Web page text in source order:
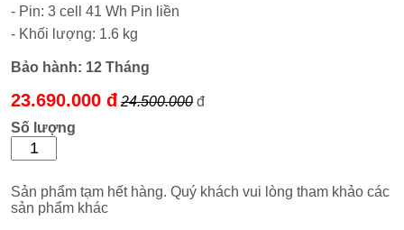
- Pin: 3 cell 41 Wh Pin liền
- Khối lượng: 1.6 kg
Bảo hành: 12 Tháng
23.690.000 đ 24.500.000đ
Số lượng
Sản phẩm tạm hết hàng. Quý khách vui lòng tham khảo các
sản phẩm khác